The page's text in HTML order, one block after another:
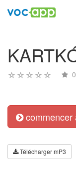
0
commencer
Télécharger mP3